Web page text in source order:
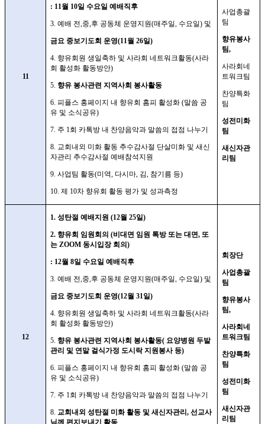
11
: 11월 10일 수요일 예배직후
3. 예배 전,중,후 공동체 운영지원(매주일, 수요일) 및
금요 중보기도회 운영(11월 26일)
4. 향유회원 생일축하 및 사라회 네트워크활동(사라
회 활성화 활동방안)
5. 향유 봉사관련 지역사회 봉사활동
6. 피플스 홍페이지 내 향유회 홈피 활성화 (말씀 공
유 및 소식공유)
7. 주 1회 카톡방 내 찬양음악과 말씀의 접점 나누기
8. 교회내외 미화 활동 추수감사절 단살미화 및 새신
자관리 추수감사절 예배참석지원
9. 사업팀 활동(미역, 다시마, 김, 참기름 등)
10. 제 10차 향유회 활동 평가 및 성과측정
사업총괄
팀
향유봉사
팀,
사라회네
트워크팀
찬양특화
팀
성전미화
팀
새신자관
리팀
12
1. 성탄절 예배지원 (12월 25일)
2. 향유회 임원회의 (비대면 임원 톡방 또는 대면, 또
는 ZOOM 동시입장 회의 )
: 12월 8일 수요일 예배직후
3. 예배 전,중,후 공동체 운영지원(매주일, 수요일) 및
금요 중보기도회 운영(12월 31일)
4. 향유회원 생일축하 및 사라회 네트워크활동(사라
회 활성화 활동방안)
5. 향유 봉사관련 지역사회 봉사활동( 요양병원 두발
관리 및 연말 걸식가정 도시락 지원봉사 등)
6. 피플스 홍페이지 내 향유회 홈피 활성화 (말씀 공
유 및 소식공유)
7. 주 1회 카톡방 내 찬양음악과 말씀의 접점 나누기
8. 교회내외 성탄절 미화 활동 및 새신자관리 , 선교사
님께 편지보내기 활동
회장단
사업총괄
팀
향유봉사
팀,
사라회네
트워크팀
찬양특화
팀
성전미화
팀
새신자관
리팀